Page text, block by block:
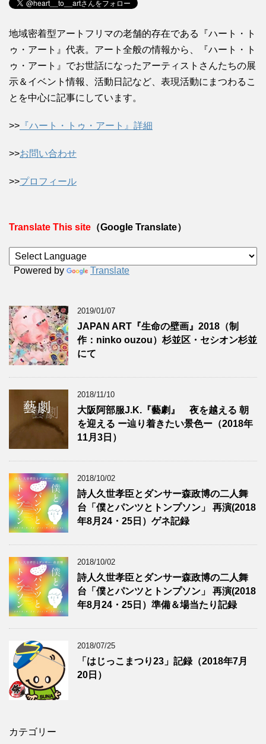
地域密着型アートフリマの老舗的存在である『ハート・ト
ゥ・アート』代表。アート全般の情報から、『ハート・ト
ゥ・アート』でお世話になったアーティストさんたちの展
示＆イベント情報、活動日記など、表現活動にまつわるこ
とを中心に記事にしています。
>> 『ハート・トゥ・アート』詳細
>>お問い合わせ
>>プロフィール
Translate This site （Google Translate）
Powered by Translate
2019/01/07
JAPAN ART『生命の壁画』2018（制
作：ninko ouzou）杉並区・セシオン杉並
にて
2018/11/10
大阪阿部服J.K.『藝劇』 夜を越える 朝
を迎える ー辿り着きたい景色ー（2018年
11月3日）
2018/10/02
詩人久世孝臣とダンサー森政博の二人舞
台「僕とパンツとトンプソン」 再演(2018
年8月24・25日）ゲネ記録
2018/10/02
詩人久世孝臣とダンサー森政博の二人舞
台「僕とパンツとトンプソン」 再演(2018
年8月24・25日）準備＆場当たり記録
2018/07/25
「はじっこまつり23」記録（2018年7月
20日）
カテゴリー